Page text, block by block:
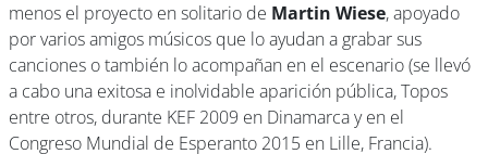
menos el proyecto en solitario de Martin Wiese, apoyado
por varios amigos músicos que lo ayudan a grabar sus
canciones o también lo acompañan en el escenario (se llevó
a cabo una exitosa e inolvidable aparición pública, Topos
entre otros, durante KEF 2009 en Dinamarca y en el
Congreso Mundial de Esperanto 2015 en Lille, Francia).